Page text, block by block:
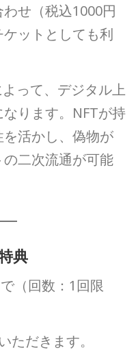
せ（税込1000円
ットとしても利
って、デジタル上
ります。NFTが持
活かし、偽物が
二次流通が可能
典
（回数：1回限
ただきます。